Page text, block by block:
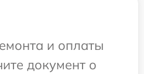
и оплаты
документ о